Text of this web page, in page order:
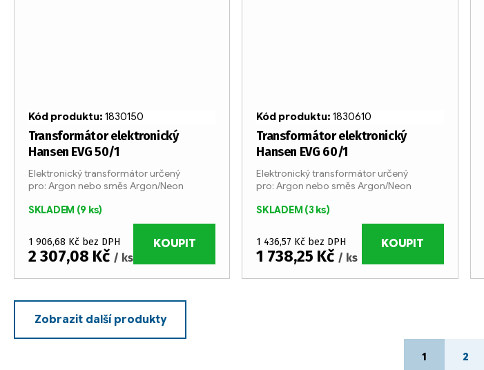
Transformátor elektronický
Hansen EVG 50/1
SKLADEM (9 ks)
1 906,68 Kč bez DPH
2 307,08 Kč / ks
KOUPIT
Elektronický transformátor určený
pro: Argon nebo směs Argon/Neon
Kód produktu: 1830150
Transformátor elektronický
Hansen EVG 60/1
SKLADEM(3 ks)
1 436,57 Kč bez DPH
1 738,25 Kč / ks
KOUPIT
Elektronický transformátor určený
pro: Argon nebo směs Argon/Neon
Kód produktu:1830610
O
Zobrazit další produkty
t
1 2